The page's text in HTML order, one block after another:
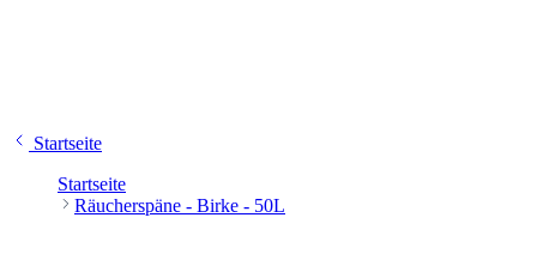
Startseite
Startseite
Räucherspäne - Birke - 50L